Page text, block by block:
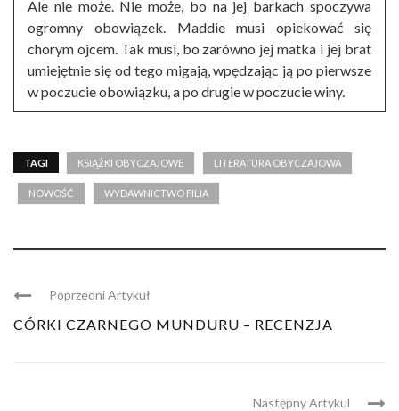
Ale nie może. Nie może, bo na jej barkach spoczywa
ogromny obowiązek. Maddie musi opiekować się
chorym ojcem. Tak musi, bo zarówno jej matka i jej brat
umiejętnie się od tego migają, wpędzając ją po pierwsze
w poczucie obowiązku, a po drugie w poczucie winy.
TAGI KSIĄŻKI OBYCZAJOWE LITERATURA OBYCZAJOWA
NOWOŚĆ WYDAWNICTWO FILIA
Poprzedni Artykuł
CÓRKI CZARNEGO MUNDURU – RECENZJA
Następny Artykul